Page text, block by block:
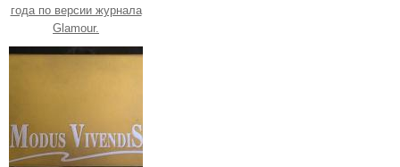
года по версии журнала
Glamour.